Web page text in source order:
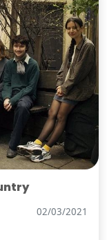
02/03/2021